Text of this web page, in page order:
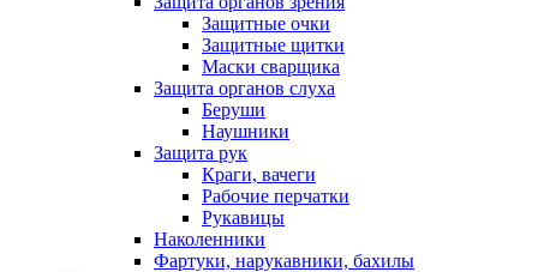
Защитные очки
Защитные щитки
Маски сварщика
Защита органов слуха
Беруши
Наушники
Защита рук
Краги, вачеги
Рабочие перчатки
Рукавицы
Наколенники
Фартуки, нарукавники, бахилы